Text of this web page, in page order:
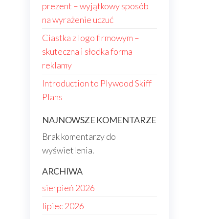
prezent – wyjątkowy sposób
na wyrażenie uczuć
Ciastka z logo firmowym –
skuteczna i słodka forma
reklamy
Introduction to Plywood Skiff
Plans
NAJNOWSZE KOMENTARZE
Brak komentarzy do
wyświetlenia.
ARCHIWA
sierpień 2026
lipiec 2026